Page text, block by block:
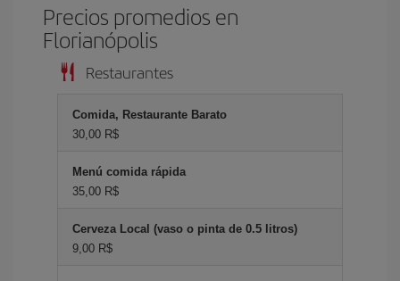
Precios promedios en
Florianópolis
Restaurantes
Comida, Restaurante Barato
30,00 R$
Menú comida rápida
35,00 R$
Cerveza Local (vaso o pinta de 0.5 litros)
9,00 R$